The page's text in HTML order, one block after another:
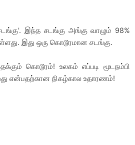
இந்த சடங்கு அங்கு வாழும் 98%
இது ஒரு கொடூரமான சடங்கு.
கொடூரம்! உலகம் எப்படி மூடநம்பி
என்பதற்கான நிகழ்கால உதாரணம்!